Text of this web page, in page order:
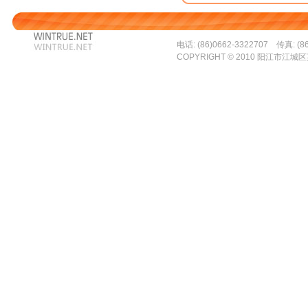
电话: (86)0662-3322707 传真:
COPYRIGHT © 2010 阳江市江城